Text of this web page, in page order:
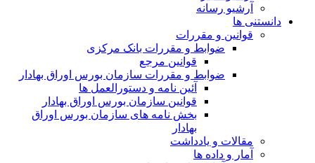
آرشیو رسانه
دانستنی ها
قوانین و مقررات
ضوابط و مقررات بانک مرکزی
قوانين مرجع
ضوابط و مقررات سازمان بورس اوراق بهادار
آئین نامه و دستورالعمل ها
قوانین سازمان بورس اوراق بهادار
بخش نامه های سازمان بورس اوراق
بهادار
مقالات و یادداشت
آمار و داده ها